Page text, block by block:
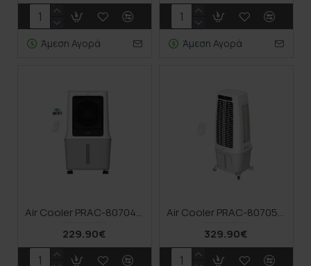
Άμεση Αγορά Άμεση Αγορά
Air Cooler PRAC-80704 Primo Smart ION 30L 120W Λευκό
229.90€
Air Cooler PRAC-80705 Primo Air Pro 55L 200W Λευκό
329.90€